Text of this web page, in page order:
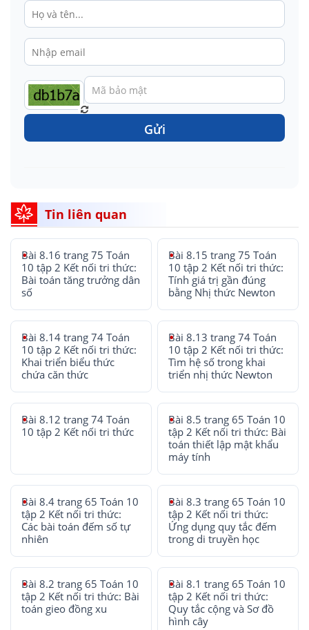
Gửi
Tin liên quan
Bài 8.16 trang 75 Toán
10 tập 2 Kết nối tri thức:
Bài toán tăng trưởng dân
số
Bài 8.15 trang 75 Toán
10 tập 2 Kết nối tri thức:
Tính giá trị gần đúng
bằng Nhị thức Newton
Bài 8.14 trang 74 Toán
10 tập 2 Kết nối tri thức:
Khai triển biểu thức
chứa căn thức
Bài 8.13 trang 74 Toán
10 tập 2 Kết nối tri thức:
Tìm hệ số trong khai
triển nhị thức Newton
Bài 8.12 trang 74 Toán
10 tập 2 Kết nối tri thức
Bài 8.5 trang 65 Toán 10
tập 2 Kết nối tri thức: Bài
toán thiết lập mật khẩu
máy tính
Bài 8.4 trang 65 Toán 10
tập 2 Kết nối tri thức:
Các bài toán đếm số tự
nhiên
Bài 8.3 trang 65 Toán 10
tập 2 Kết nối tri thức:
Ứng dụng quy tắc đếm
trong di truyền học
Bài 8.2 trang 65 Toán 10
tập 2 Kết nối tri thức: Bài
toán gieo đồng xu
Bài 8.1 trang 65 Toán 10
tập 2 Kết nối tri thức:
Quy tắc cộng và Sơ đồ
hình cây